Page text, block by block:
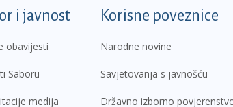
i javnost
obavijesti
Saboru
medija
Korisne poveznice
Narodne novine
Savjetovanja s javnošću
Državno izborno